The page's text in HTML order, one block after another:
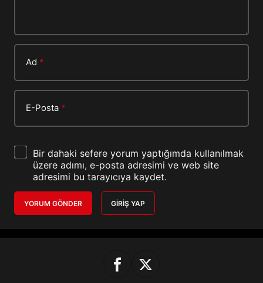
Ad *
E-Posta *
Bir dahaki sefere yorum yaptığımda kullanılmak
üzere adımı, e-posta adresimi ve web site
adresimi bu tarayıcıya kaydet.
YORUM GÖNDER GIRIŞ YAP